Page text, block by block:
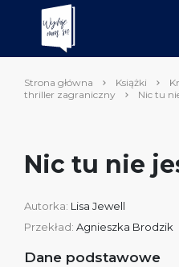
Strona główna Książki
thriller zagraniczny
Nic tu
Nic tu nie
Autorka: Lisa Jewell
Przekład: Agnieszka Brodzik
Dane podstawowe